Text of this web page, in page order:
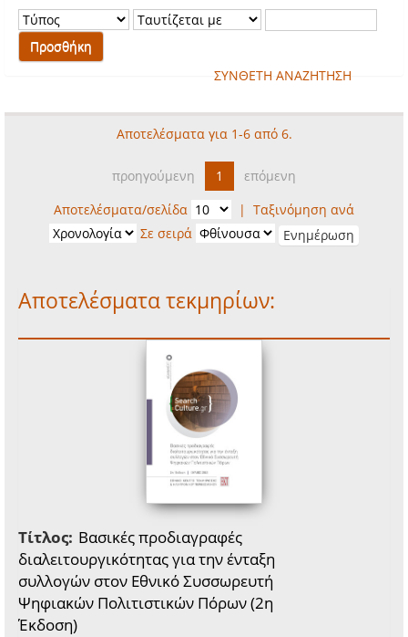
ΣΥΝΘΕΤΗ ΑΝΑΖΗΤΗΣΗ
Αποτελέσματα για 1-6 από 6.
προηγούμενη 1
επόμενη
Αποτελέσματα/σελίδα
| Ταξινόμηση ανά
Σε σειρά
Αποτελέσματα τεκμηρίων:
Τίτλος: Βασικές προδιαγραφές
διαλειτουργικότητας για την ένταξη
συλλογών στον Εθνικό Συσσωρευτή
Ψηφιακών Πολιτιστικών Πόρων (2η
Έκδοση)